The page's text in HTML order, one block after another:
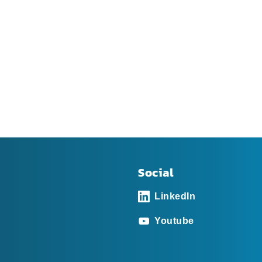
Social
LinkedIn
Youtube